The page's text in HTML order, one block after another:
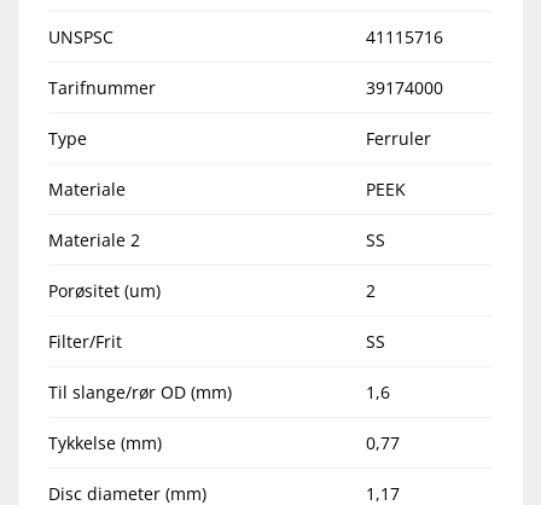
UNSPSC 41115716
Tarifnummer 39174000
Type Ferruler
Materiale PEEK
Materiale 2 SS
Porøsitet (um) 2
Filter/Frit SS
Til slange/rør OD (mm) 1,6
Tykkelse (mm) 0,77
Disc diameter (mm) 1,17